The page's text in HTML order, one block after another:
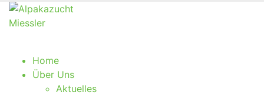
Home
Über Uns
Aktu­el­les